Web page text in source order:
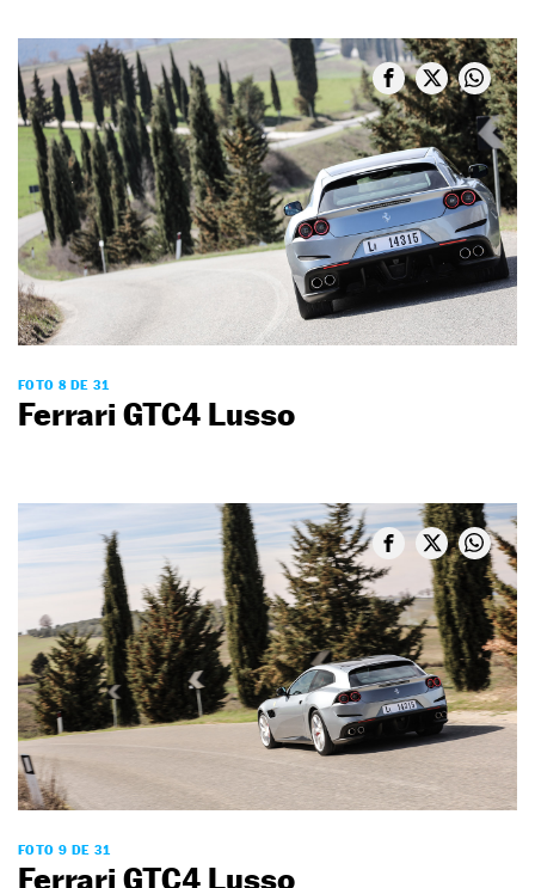
FOTO 8 DE 31
Ferrari GTC4 Lusso
FOTO 9 DE 31
Ferrari GTC4 Lusso